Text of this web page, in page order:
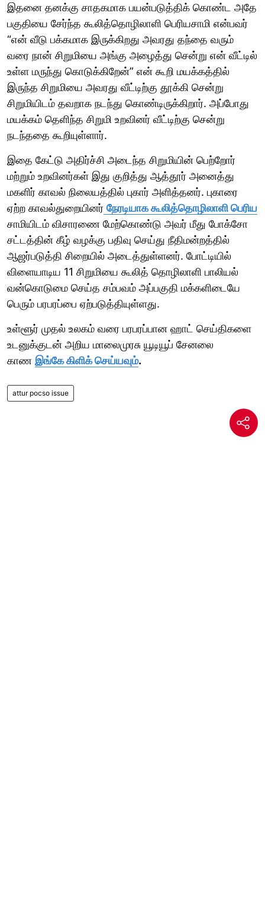
இதனை தனக்கு சாதகமாக பயன்படுத்திக் கொண்ட அதே
பகுதியை சேர்ந்த கூலித்தொழிலாளி பெரியசாமி என்பவர்
“என் வீடு பக்கமாக இருக்கிறது அவரது தந்தை வரும்
வரை நான் சிறுமியை அங்கு அழைத்து சென்று என் வீட்டில்
உள்ள மருந்து கொடுக்கிறேன்” என் கூறி மயக்கத்தில்
இருந்த சிறுமியை அவரது வீட்டிற்கு தூக்கி சென்று
சிறுமியிடம் தவறாக நடந்து கொண்டிருக்கிறார். அப்போது
மயக்கம் தெளிந்த சிறுமி உறவினர் வீட்டிற்கு சென்று
நடந்ததை கூறியுள்ளார்.
இதை கேட்டு அதிர்ச்சி அடைந்த சிறுமியின் பெற்றோர்
மற்றும் உறவினர்கள் இது குறித்து ஆத்தூர் அனைத்து
மகளிர் காவல் நிலையத்தில் புகார் அளித்தனர். புகாரை
ஏற்ற காவல்துறையினர் நேரடியாக கூலித்தொழிலாளி பெரிய
சாமியிடம் விசாரணை மேற்கொண்டு அவர் மீது போக்சோ
சட்டத்தின் கீழ் வழக்கு பதிவு செய்து நீதிமன்றத்தில்
ஆஜர்படுத்தி சிறையில் அடைத்துள்ளனர். போட்டியில்
விளையாடிய 11 சிறுமியை கூலித் தொழிலாளி பாலியல்
வன்கொடுமை செய்த சம்பவம் அப்பகுதி மக்களிடையே
பெரும் பரபரப்பை ஏற்படுத்தியுள்ளது.
உள்ளூர் முதல் உலகம் வரை பரபரப்பான ஹாட் செய்திகளை
உடனுக்குடன் அறிய மாலைமுரசு யூடியூப் சேனலை
காண இங்கே கிளிக் செய்யவும்.
attur pocso issue